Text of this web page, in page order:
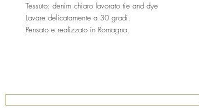
Tessuto: denim chiaro lavorato tie and dye
Lavare delicatamente a 30 gradi.
Pensato e realizzato in Romagna.